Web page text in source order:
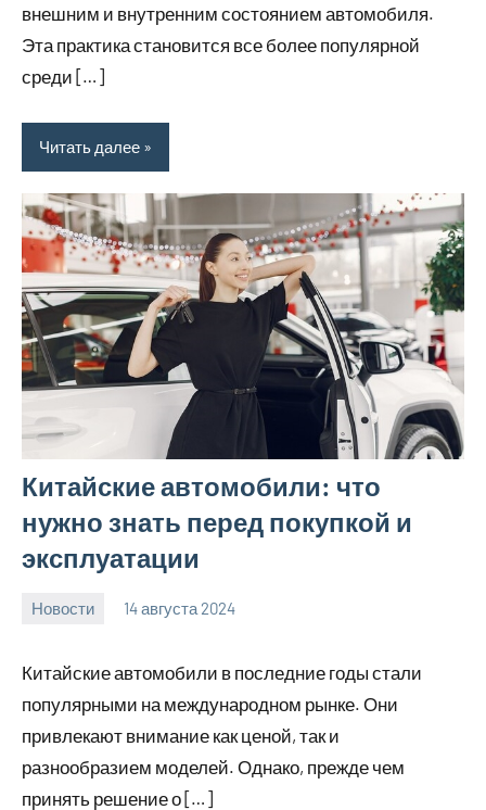
внешним и внутренним состоянием автомобиля.
Эта практика становится все более популярной
среди […]
Читать далее
Китайские автомобили: что
нужно знать перед покупкой и
эксплуатации
Новости 14 августа 2024
Китайские автомобили в последние годы стали
популярными на международном рынке. Они
привлекают внимание как ценой, так и
разнообразием моделей. Однако, прежде чем
принять решение о […]